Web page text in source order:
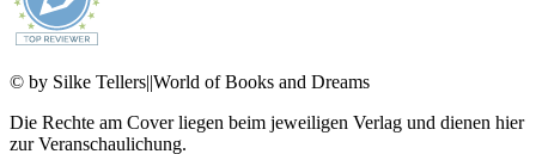
© by Silke Tellers||World of Books and Dreams
Die Rechte am Cover liegen beim jeweiligen Verlag und dienen hier
zur Veranschaulichung.